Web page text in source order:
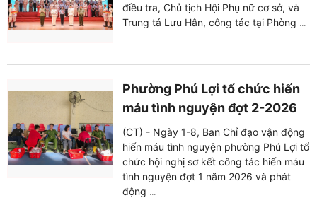
điều tra, Chủ tịch Hội Phụ nữ cơ sở, và
Trung tá Lưu Hân, công tác tại Phòng ...
Phường Phú Lợi tổ chức hiến
máu tình nguyện đợt 2-2026
(CT) - Ngày 1-8, Ban Chỉ đạo vận động
hiến máu tình nguyện phường Phú Lợi tổ
chức hội nghị sơ kết công tác hiến máu
tình nguyện đợt 1 năm 2026 và phát
động ...